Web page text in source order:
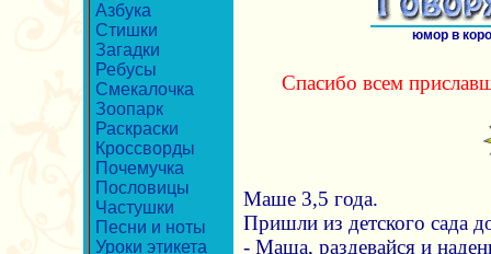
Азбука
Стишки
Загадки
Ребусы
Смекалочка
Зоопарк
Раскраски
Кроссворды
Почемучка
Пословицы
Частушки
Песни и ноты
Уроки этикета
юмор в
Спасибо всем
Маше 3,5 года.
Пришли из детского сада
- Маша, раздевайся и